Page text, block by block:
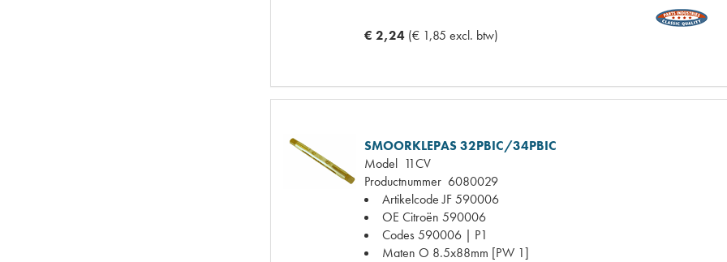
€ 2,24 (€ 1,85 excl. btw)
SMOORKLEPAS 32PBIC/34PBIC
Model 11CV
Productnummer 6080029
Artikelcode JF590006
OE Citroën 590006
Codes590006 | P1
Maten O 8.5x88mm [PW 1]